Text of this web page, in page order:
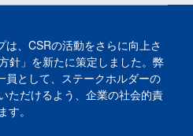
、CSRの活動をさらに向上さ
針」を新たに策定しました。弊
員として、ステークホルダーの
ただけるよう、企業の社会的責
。